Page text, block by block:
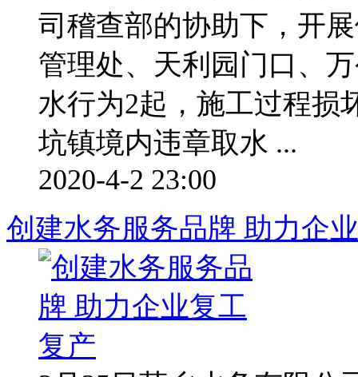
司稽查部的协助下，开
管理处、天利园门口、
水行为2起，施工过程损
坑镇境内违章取水 ...
2020-4-2 23:00
创建水务服务品牌 助力企